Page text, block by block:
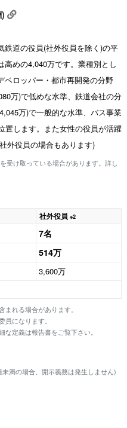
鉄道の役員(社外役員を除く)の平
高めの4,040万です。業種別とし
ベロッパー・都市再開発の分野
万)で低めな水準、鉄道会社の分
万)で一般的な水準、バス事業
置します。また女性の役員が活躍
外役員の場合もあります)
受け取っている場合があります。詳し
社外役員 ※2
7名
514万
3,600万
れる場合があります。
になります。
定義は報告書をご覧下さい。
満の場合、開示義務は発生しません)